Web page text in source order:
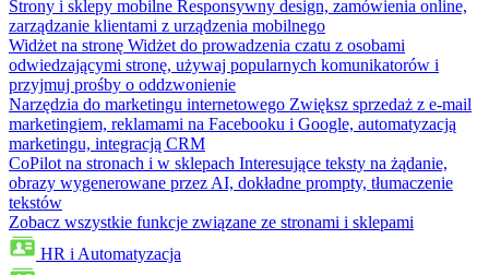
Strony i sklepy mobilne Responsywny design, zamówienia online,
zarządzanie klientami z urządzenia mobilnego
Widżet na stronę Widżet do prowadzenia czatu z osobami
odwiedzającymi stronę, używaj popularnych komunikatorów i
przyjmuj prośby o oddzwonienie
Narzędzia do marketingu internetowego Zwiększ sprzedaż z e-mail
marketingiem, reklamami na Facebooku i Google, automatyzacją
marketingu, integracją CRM
CoPilot na stronach i w sklepach Interesujące teksty na żądanie,
obrazy wygenerowane przez AI, dokładne prompty, tłumaczenie
tekstów
Zobacz wszystkie funkcje związane ze stronami i sklepami
HR i Automatyzacja